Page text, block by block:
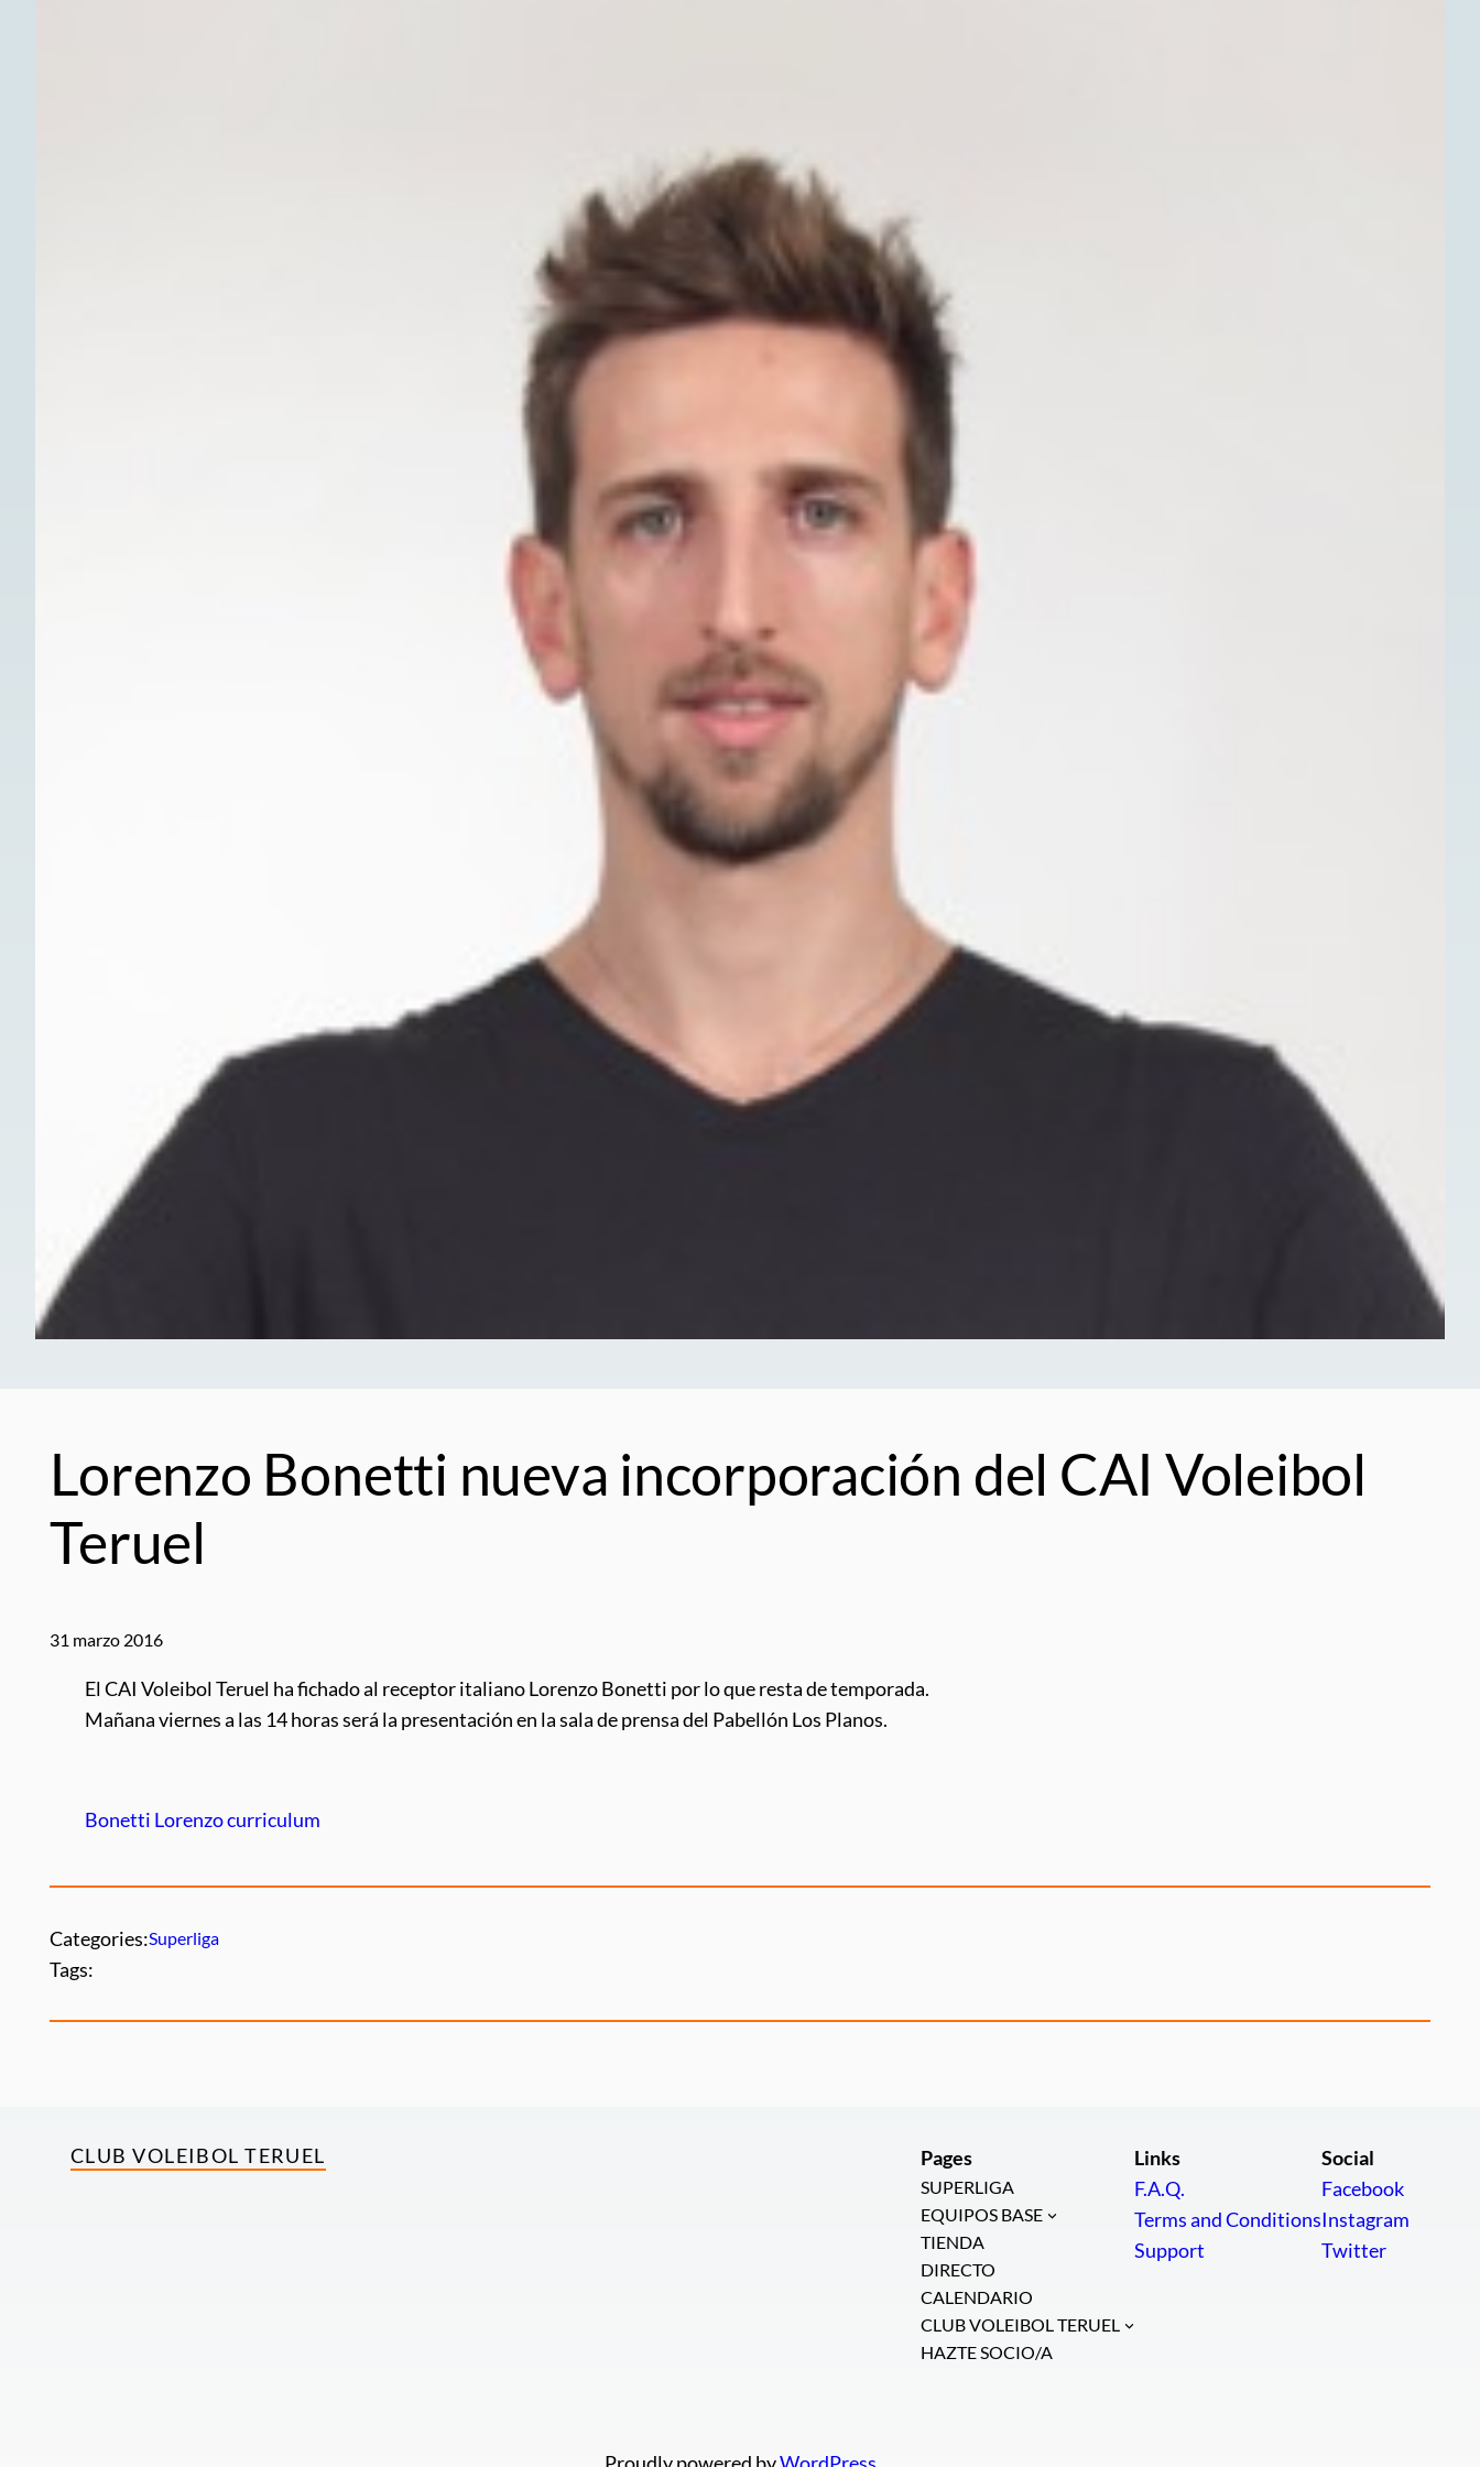
Lorenzo Bonetti nueva incorporación del CAI Voleibol
Teruel
31 marzo 2016
El CAI Voleibol Teruel ha fichado al receptor italiano Lorenzo Bonetti por lo que resta de temporada.
Mañana viernes a las 14 horas será la presentación en la sala de prensa del Pabellón Los Planos.
Bonetti Lorenzo curriculum
Categories:Superliga
Tags:
CLUB VOLEIBOL TERUEL Pages
SUPERLIGA
EQUIPOS BASE
TIENDA
DIRECTO
CALENDARIO
CLUB VOLEIBOL TERUEL
HAZTE SOCIO/A
Links
F.A.Q.
Terms and Conditions
Support
Social
Facebook
Instagram
Twitter